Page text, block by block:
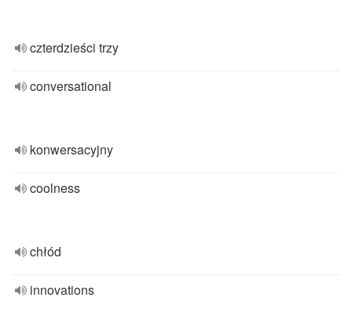
czterdzieści trzy
conversational
konwersacyjny
coolness
chłód
innovations